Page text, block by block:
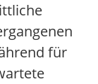
für